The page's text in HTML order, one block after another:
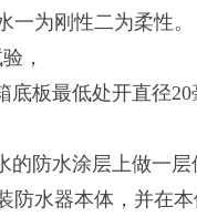
为刚性二为柔性。
，
最低处开直径20
水涂层上做一层
水器本体，并在本